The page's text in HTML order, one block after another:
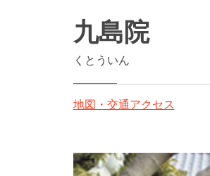
九島院
くとういん
地図・交通アクセス